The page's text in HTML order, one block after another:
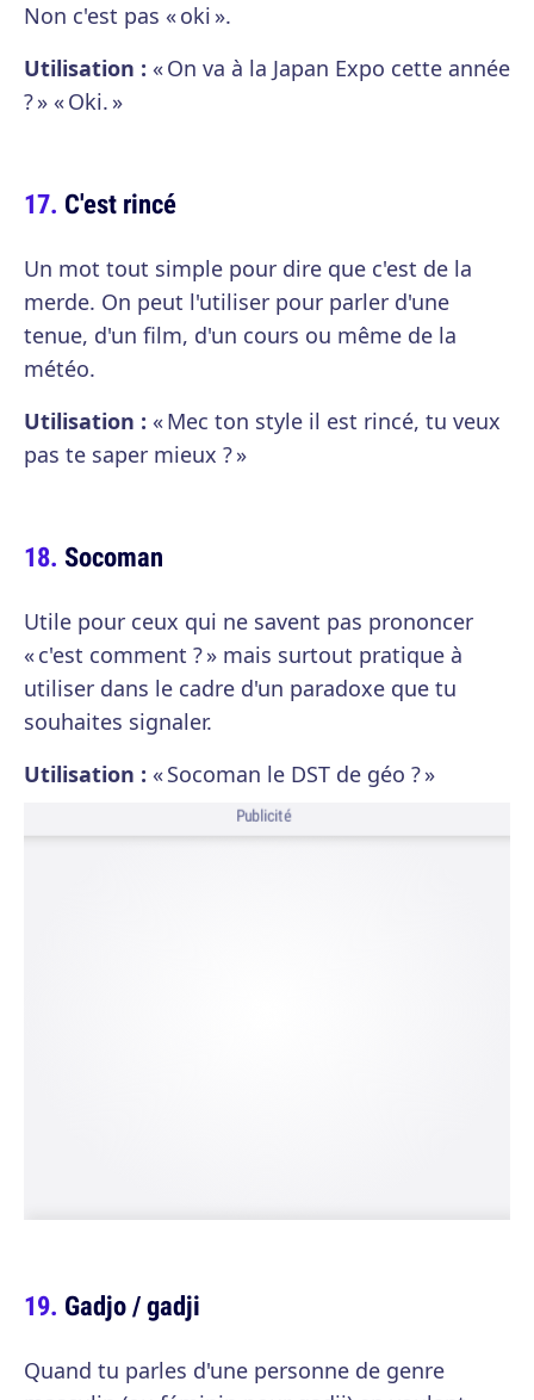
Non c'est pas « oki ».
Utilisation : « On va à la Japan Expo cette année
? » « Oki. »
C'est rincé
Un mot tout simple pour dire que c'est de la
merde. On peut l'utiliser pour parler d'une
tenue, d'un film, d'un cours ou même de la
météo.
Utilisation : « Mec ton style il est rincé, tu veux
pas te saper mieux ? »
Socoman
Utile pour ceux qui ne savent pas prononcer
« c'est comment ? » mais surtout pratique à
utiliser dans le cadre d'un paradoxe que tu
souhaites signaler.
Utilisation : « Socoman le DST de géo ? »
Publicité
Gadjo / gadji
Quand tu parles d'une personne de genre